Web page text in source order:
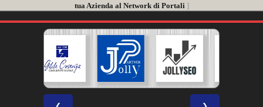
tua Azienda al Network di Portali]